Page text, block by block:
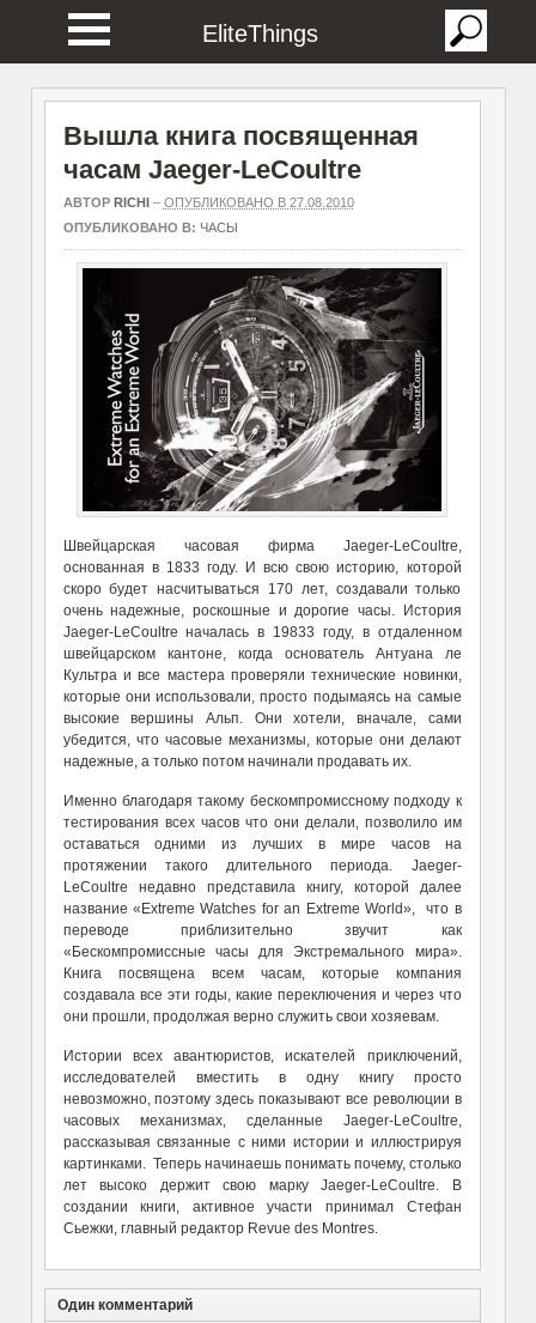
EliteThings
Вышла книга посвященная
часам Jaeger-LeCoultre
АВТОР RICHI– ОПУБЛИКОВАНО В 27.08.2010
ОПУБЛИКОВАНО В: ЧАСЫ
Швейцарская часовая фирма Jaeger-LeCoultre,
основанная в 1833 году. И всю свою историю, которой
скоро будет насчитываться 170 лет, создавали только
очень надежные, роскошные и дорогие часы. История
Jaeger-LeCoultre началась в 19833 году, в отдаленном
швейцарском кантоне, когда основатель Антуана ле
Культра и все мастера проверяли технические новинки,
которые они использовали, просто подымаясь на самые
высокие вершины Альп. Они хотели, вначале, сами
убедится, что часовые механизмы, которые они делают
надежные, а только потом начинали продавать их.
Именно благодаря такому бескомпромиссному подходу к
тестирования всех часов что они делали, позволило им
оставаться одними из лучших в мире часов на
протяжении такого длительного периода. Jaeger-
LeCoultre недавно представила книгу, которой далее
название «Extreme Watches for an Extreme World», что в
переводе приблизительно звучит как
«Бескомпромиссные часы для Экстремального мира».
Книга посвящена всем часам, которые компания
создавала все эти годы, какие переключения и через что
они прошли, продолжая верно служить свои хозяевам.
Истории всех авантюристов, искателей приключений,
исследователей вместить в одну книгу просто
невозможно, поэтому здесь показывают все революции в
часовых механизмах, сделанные Jaeger-LeCoultre,
рассказывая связанные с ними истории и иллюстрируя
картинками. Теперь начинаешь понимать почему, столько
лет высоко держит свою марку Jaeger-LeCoultre. В
создании книги, активное участи принимал Стефан
Сьежки, главный редактор Revue des Montres.
Один комментарий